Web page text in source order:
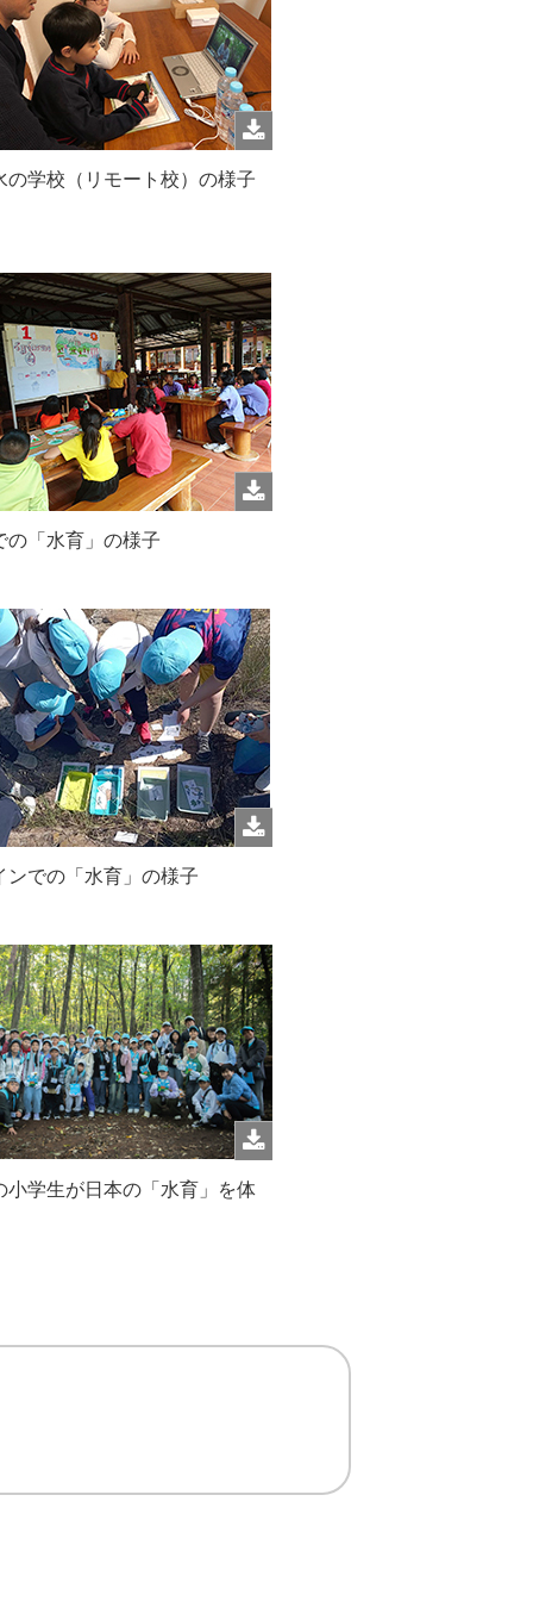
の学校（リモート校）の様子
の「水育」の様子
ンでの「水育」の様子
小学生が日本の「水育」を体